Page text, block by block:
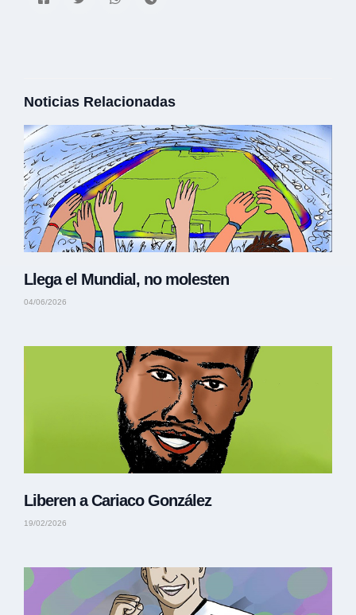
Noticias Relacionadas
Llega el Mundial, no molesten
04/06/2026
Liberen a Cariaco González
19/02/2026